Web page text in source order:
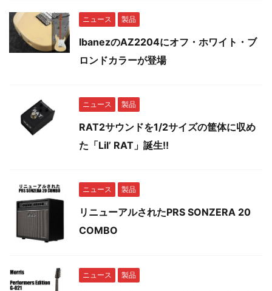
ニュース 製品
IbanezのAZ2204にオフ・ホワイト・ブ
ロンドカラーが登場
ニュース 製品
RAT2サウンドを1/2サイズの筐体に収め
た「Lil’ RAT」誕生!!
ニュース 製品
リニューアルされたPRS SONZERA 20
COMBO
ニュース 製品